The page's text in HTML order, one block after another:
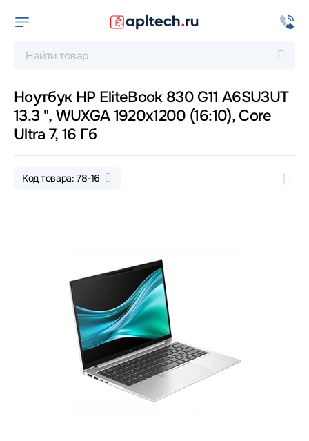
Ноутбук HP EliteBook 830 G11 A6SU3UT
13.3 ", WUXGA 1920x1200 (16:10), Core
Ultra 7, 16 Гб
Код товара: 78-16